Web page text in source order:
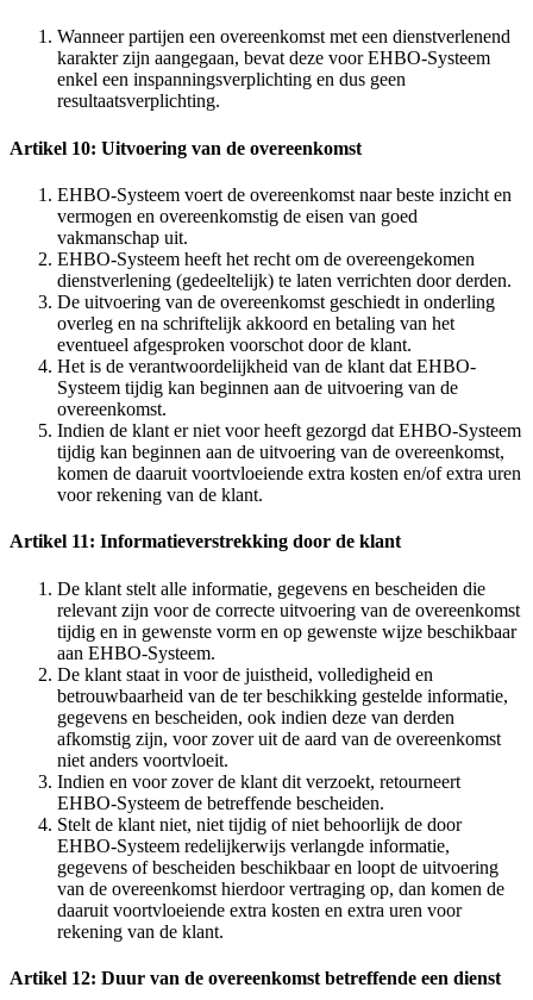
Wanneer partijen een overeenkomst met een dienstverlenend
karakter zijn aangegaan, bevat deze voor EHBO-Systeem
enkel een inspanningsverplichting en dus geen
resultaatsverplichting.
Artikel 10: Uitvoering van de overeenkomst
EHBO-Systeem voert de overeenkomst naar beste inzicht en
vermogen en overeenkomstig de eisen van goed
vakmanschap uit.
EHBO-Systeem heeft het recht om de overeengekomen
dienstverlening (gedeeltelijk) te laten verrichten door derden.
De uitvoering van de overeenkomst geschiedt in onderling
overleg en na schriftelijk akkoord en betaling van het
eventueel afgesproken voorschot door de klant.
Het is de verantwoordelijkheid van de klant dat EHBO-
Systeem tijdig kan beginnen aan de uitvoering van de
overeenkomst.
Indien de klant er niet voor heeft gezorgd dat EHBO-Systeem
tijdig kan beginnen aan de uitvoering van de overeenkomst,
komen de daaruit voortvloeiende extra kosten en/of extra uren
voor rekening van de klant.
Artikel 11: Informatieverstrekking door de klant
De klant stelt alle informatie, gegevens en bescheiden die
relevant zijn voor de correcte uitvoering van de overeenkomst
tijdig en in gewenste vorm en op gewenste wijze beschikbaar
aan EHBO-Systeem.
De klant staat in voor de juistheid, volledigheid en
betrouwbaarheid van de ter beschikking gestelde informatie,
gegevens en bescheiden, ook indien deze van derden
afkomstig zijn, voor zover uit de aard van de overeenkomst
niet anders voortvloeit.
Indien en voor zover de klant dit verzoekt, retourneert
EHBO-Systeem de betreffende bescheiden.
Stelt de klant niet, niet tijdig of niet behoorlijk de door
EHBO-Systeem redelijkerwijs verlangde informatie,
gegevens of bescheiden beschikbaar en loopt de uitvoering
van de overeenkomst hierdoor vertraging op, dan komen de
daaruit voortvloeiende extra kosten en extra uren voor
rekening van de klant.
Artikel 12: Duur van de overeenkomst betreffende een dienst